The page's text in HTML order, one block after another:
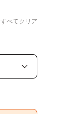
すべてクリア